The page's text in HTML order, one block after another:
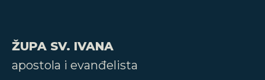
ŽUPA SV. IVANA
apostola i evanđelista